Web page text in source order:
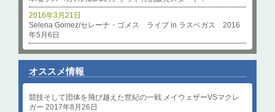
Selena Gomez/セレーナ・ゴメス ライブ in ラスベガス 2016
年5月6日
2016年3月21日
オススメ情報
競技そして団体を飛び越えた世紀の一戦 メイウェザーVSマクレ
ガー 2017年8月26日